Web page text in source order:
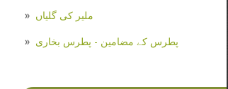
ملیر کی گلیاں
پطرس کے مضامین - پطرس بخاری